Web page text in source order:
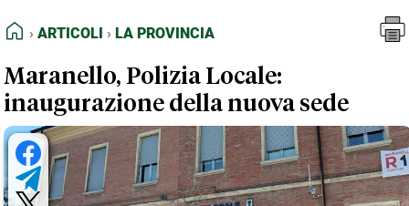
FEED RSS
NORMATIVE DEONTOLOGICHE
TERMINI e CONDIZIONI
Articoli
La Provincia
HOME
ARTICOLI LA PROVINCIA
Maranello, Polizia Locale:
inaugurazione della nuova sede